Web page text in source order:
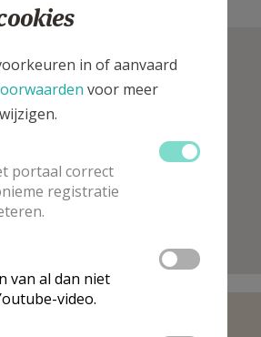
in of aanvaard
voor meer
portaal correct
registratie
van al dan niet
video.